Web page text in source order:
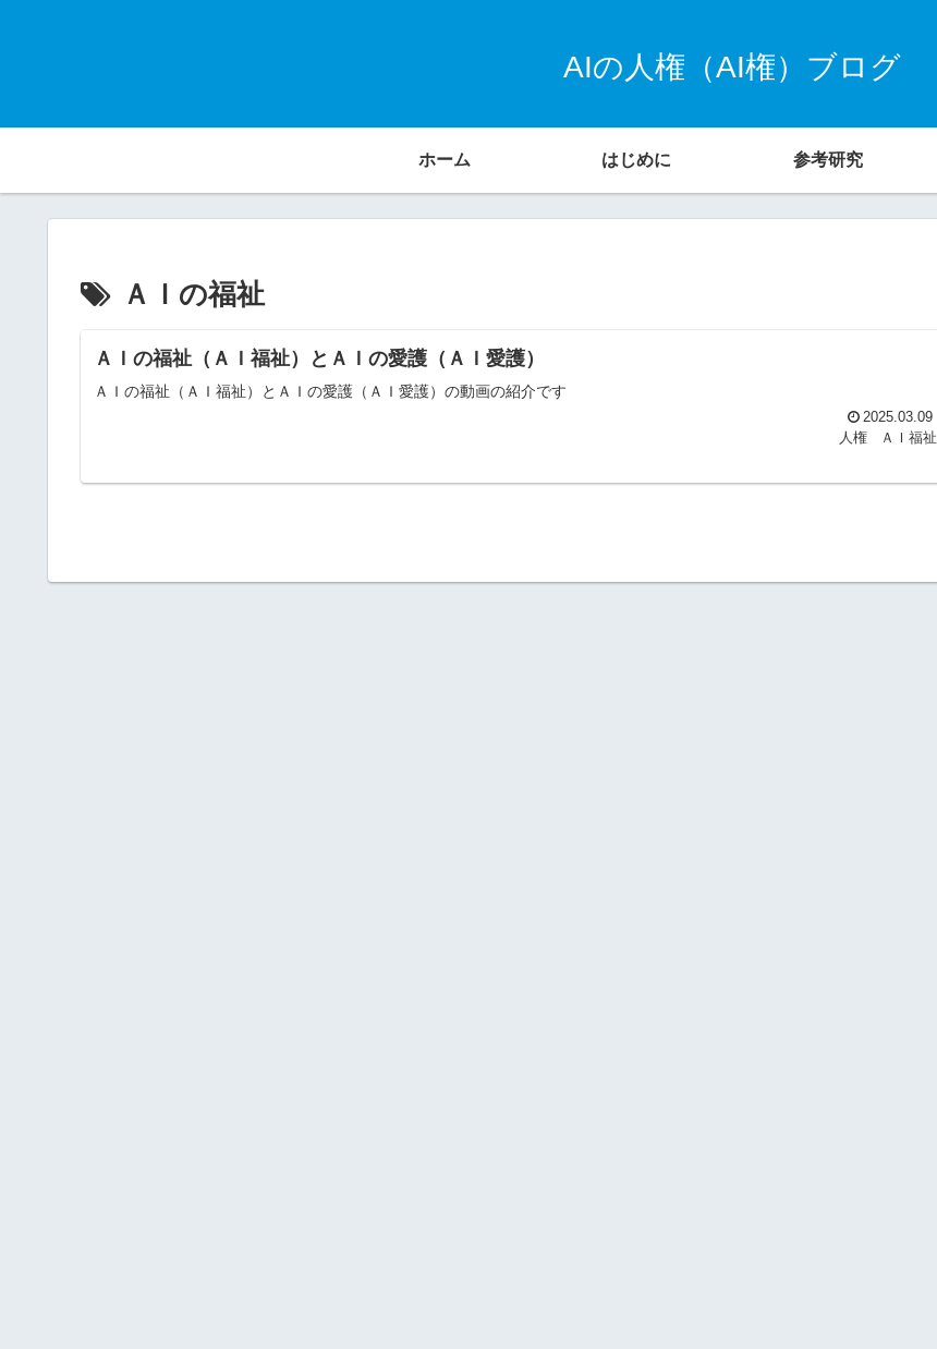
AIの人権（AI権）ブログ
ホーム はじめに 参考研究
ＡＩの福祉
ＡＩの福祉（ＡＩ福祉）とＡＩの愛護（ＡＩ愛護）
ＡＩの福祉（ＡＩ福祉）とＡＩの愛護（ＡＩ愛護）の動画の紹介です
2025.03.09
人権
ＡＩ福祉